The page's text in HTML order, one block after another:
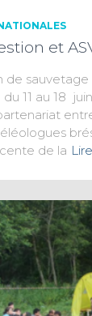
et
de sauvetage
11 au 18
de la